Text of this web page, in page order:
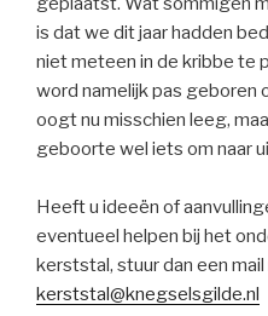
is dat we dit jaar hadden
niet meteen in de kribbe te
word namelijk pas geboren
oogt nu misschien leeg,
geboorte wel iets om naar
Heeft u ideeën of
eventueel helpen bij het
kerststal, stuur dan een mail
kerststal@knegselsgilde.nl